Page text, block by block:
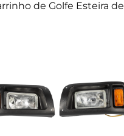
de Golfe Esteira de